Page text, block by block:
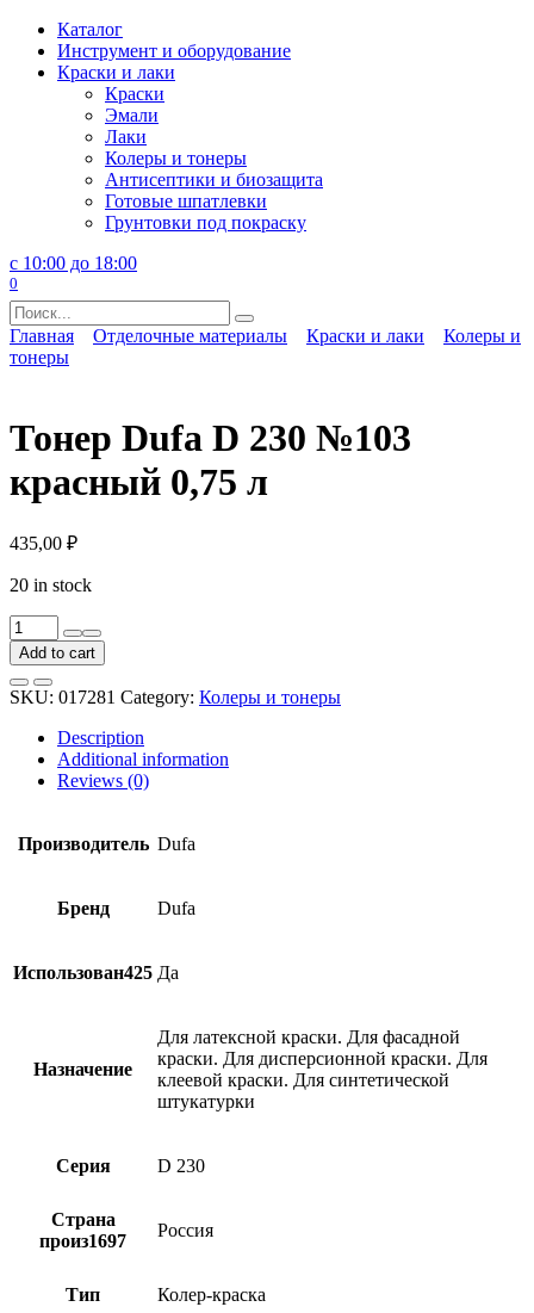
Перейти
содержанию
Каталог
Инструмент и оборудование
Краски и лаки
Краски
Эмали
Лаки
Колеры и тонеры
Антисептики и биозащита
Готовые шпатлевки
Грунтовки под покраску
с 10:00 до 18:00
0
Search
for:
Главная Отделочные материалы Краски и лаки
Колеры и
тонеры
Тонер Dufa D 230 №103
красный 0,75 л
435,00 ₽
20 in stock
Тонер
Dufa
D
230
№103
красный
0,75
quantity
Add to cart
SKU: 017281 Category: Колеры и тонеры
Description
Additional information
Reviews (0)
Производитель Dufa
Бренд Dufa
Использован425 Да
Назначение
Для латексной краски. Для фасадной
краски. Для дисперсионной краски. Для
клеевой краски. Для синтетической
штукатурки
Серия D 230
Страна
произ1697
Россия
Тип Колер-краска